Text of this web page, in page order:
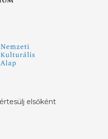
elsőként